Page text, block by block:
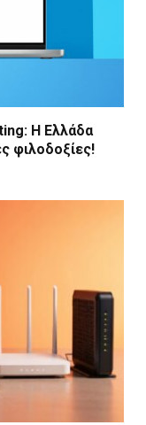
Η Ελλάδα
φιλοδοξίες!